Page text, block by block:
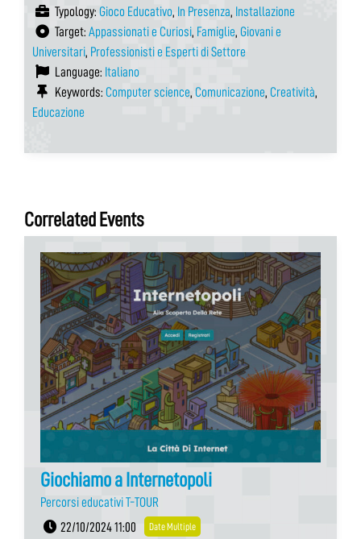
Typology: Gioco Educativo, In Presenza, Installazione
Target: Appassionati e Curiosi, Famiglie, Giovani e
Universitari, Professionisti e Esperti di Settore
Language: Italiano
Keywords: Computer science, Comunicazione, Creatività,
Educazione
Correlated Events
Giochiamo a Internetopoli
Percorsi educativi T-TOUR
22/10/2024 11:00
Date Multiple